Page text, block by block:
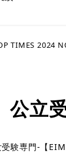
TIMES 2024
公立
験専門-【